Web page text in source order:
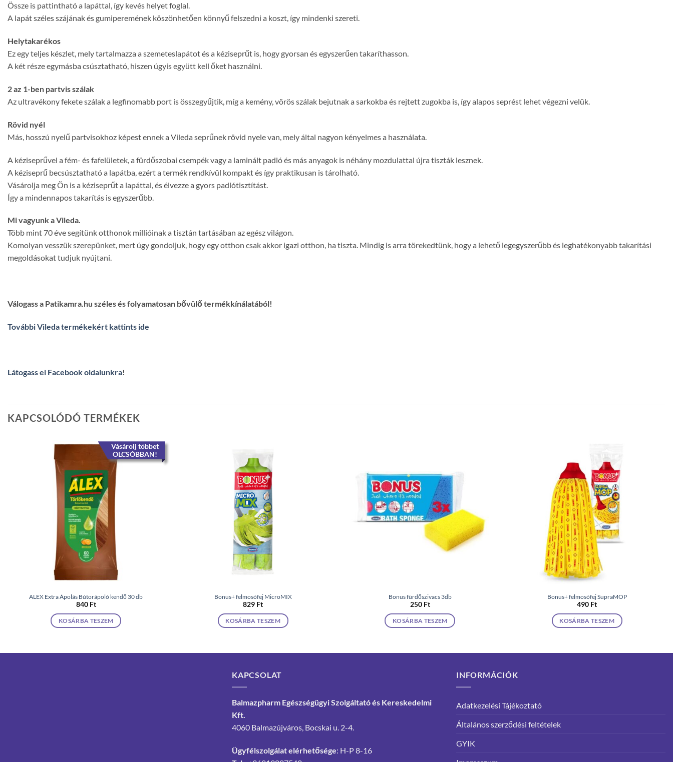
Össze is pattintható a lapáttal, így kevés helyet foglal.
A lapát széles szájának és gumiperemének köszönhetően könnyű felszedni a koszt, így mindenki szereti.
Helytakarékos
Ez egy teljes készlet, mely tartalmazza a szemeteslapátot és a kéziseprűt is, hogy gyorsan és egyszerűen takaríthasson.
A két része egymásba csúsztatható, hiszen úgyis együtt kell őket használni.
2 az 1-ben partvis szálak
Az ultravékony fekete szálak a legfinomabb port is összegyűjtik, míg a kemény, vörös szálak bejutnak a sarkokba és rejtett zugokba is, így alapos seprést lehet végezni velük.
Rövid nyél
Más, hosszú nyelű partvisokhoz képest ennek a Vileda seprűnek rövid nyele van, mely által nagyon kényelmes a használata.
A kéziseprűvel a fém- és fafelületek, a fürdőszobai csempék vagy a laminált padló és más anyagok is néhány mozdulattal újra tiszták lesznek.
A kéziseprű becsúsztatható a lapátba, ezért a termék rendkívül kompakt és így praktikusan is tárolható.
Vásárolja meg Ön is a kéziseprűt a lapáttal, és élvezze a gyors padlótisztítást.
Így a mindennapos takarítás is egyszerűbb.
Mi vagyunk a Vileda.
Több mint 70 éve segítünk otthonok millióinak a tisztán tartásában az egész világon.
Komolyan vesszük szerepünket, mert úgy gondoljuk, hogy egy otthon csak akkor igazi otthon, ha tiszta. Mindig is arra törekedtünk, hogy a lehető legegyszerűbb és leghatékonyabb takarítási
megoldásokat tudjuk nyújtani.
Válogass a Patikamra.hu széles és folyamatosan bővülő termékkínálatából!
További Vileda termékekért kattints ide
Látogass el Facebook oldalunkra!
KAPCSOLÓDÓ TERMÉKEK
Vásárolj többet
OLCSÓBBAN!
ALEX Extra Ápolás Bútorápoló kendő 30 db
840 Ft
KOSÁRBA TESZEM
Bonus+ felmosófej MicroMIX
829 Ft
KOSÁRBA TESZEM
Bonus fürdőszivacs 3db
250 Ft
KOSÁRBA TESZEM
Bonus+ felmosófej SupraMOP
490 Ft
KOSÁRBA TESZEM
KAPCSOLAT
Balmazpharm Egészségügyi Szolgáltató és Kereskedelmi
Kft.
4060 Balmazújváros, Bocskai u. 2-4.
Ügyfélszolgálat elérhetősége: H-P 8-16
INFORMÁCIÓK
Adatkezelési Tájékoztató
Általános szerződési feltételek
GYIK